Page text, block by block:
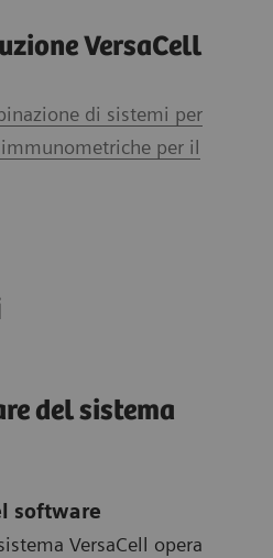
VersaCell
di sistemi per
per il
del sistema
software
VersaCell opera